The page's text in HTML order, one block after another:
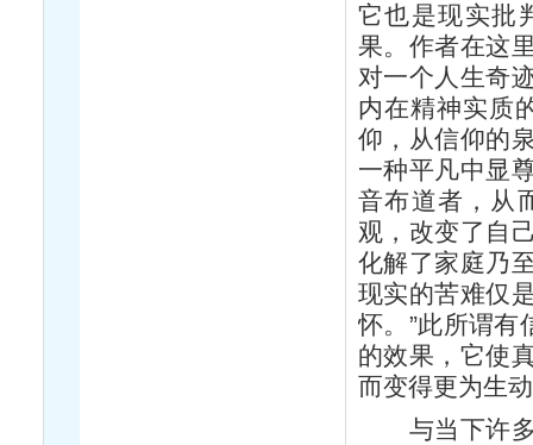
它也是现实批
果。作者在这
对一个人生奇
内在精神实质
仰，从信仰的
一种平凡中显
音布道者，从
观，改变了自
化解了家庭乃
现实的苦难仅
怀。”此所谓有
的效果，它使
而变得更为
与当下许多